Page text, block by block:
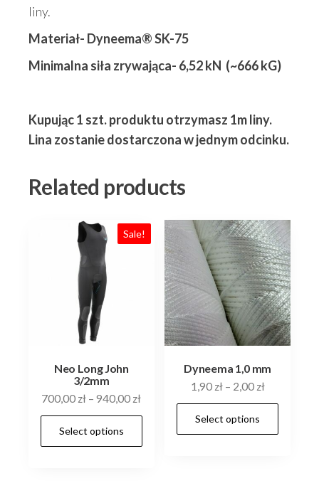
liny.
Materiał- Dyneema® SK-75
Minimalna siła zrywająca- 6,52 kN (~666 kG)
Kupując 1 szt. produktu otrzymasz 1m liny.
Lina zostanie dostarczona w jednym odcinku.
Related products
Sale!
Neo Long John
3/2mm
700,00 zł –940,00 zł
Select options
Dyneema 1,0 mm
1,90 zł– 2,00 zł
Select options